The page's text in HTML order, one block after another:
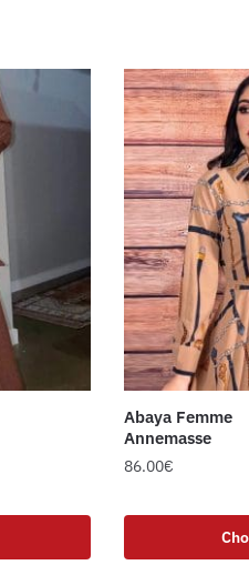
Abaya Femme
Annemasse
86.00€